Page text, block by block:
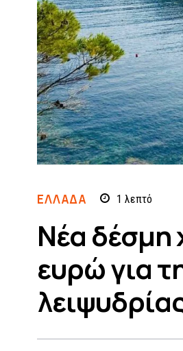
ΕΛΛΆΔΑ 1 λεπτό
Νέα δέσμη
ευρώ για